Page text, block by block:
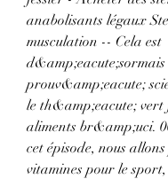
anabolisants légaux
musculation -- Cela est
d&amp;eacute;sormais
prouv&amp;eacute;
le th&amp;eacute;
aliments br&amp;uci.
cet épisode, nous
vitamines pour le sport,